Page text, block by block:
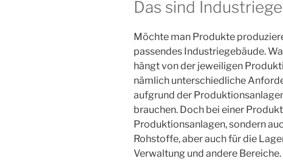
Das sind
Möchte man Produkte
passendes Industriegebäude.
hängt von der jeweiligen
nämlich unterschiedliche
aufgrund der
brauchen. Doch bei einer
Produktionsanlagen, sondern
Rohstoffe, aber auch für die
Verwaltung und andere